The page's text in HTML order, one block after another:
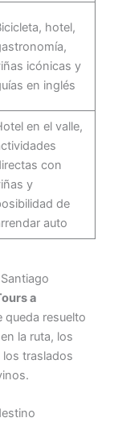
hotel,
icónicas y
en inglés
en el valle,
con
y
de
auto
a
queda resuelto
la ruta, los
traslados